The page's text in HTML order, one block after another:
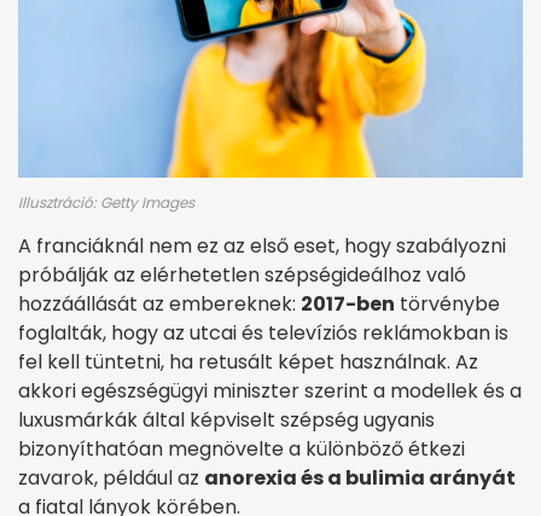
Illusztráció: Getty Images
A franciáknál nem ez az első eset, hogy szabályozni
próbálják az elérhetetlen szépségideálhoz való
hozzáállását az embereknek: 2017-ben törvénybe
foglalták, hogy az utcai és televíziós reklámokban is
fel kell tüntetni, ha retusált képet használnak. Az
akkori egészségügyi miniszter szerint a modellek és a
luxusmárkák által képviselt szépség ugyanis
bizonyíthatóan megnövelte a különböző étkezi
zavarok, például az anorexia és a bulimia arányát
a fiatal lányok körében.